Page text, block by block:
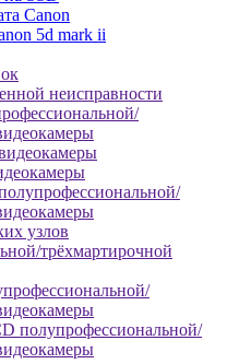
Canon
5d mark ii
неисправности
узлов
трёхмартирочной
полупрофессиональной/